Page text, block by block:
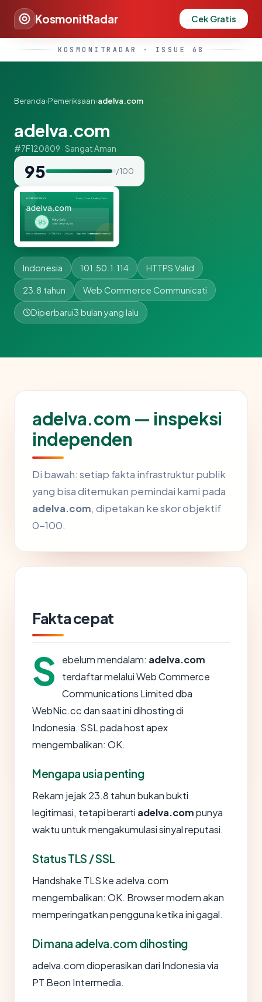
KosmonitRadar Cek Gratis
KOSMONITRADAR · ISSUE 68
Beranda›Pemeriksaan›adelva.com
adelva.com
#7F120809 · Sangat Aman
95 / 100
Indonesia 101.50.1.114 HTTPS Valid
23.8 tahun Web Commerce Communicati
Diperbarui3 bulan yang lalu
adelva.com — inspeksi
independen
Di bawah: setiap fakta infrastruktur publik
yang bisa ditemukan pemindai kami pada
adelva.com, dipetakan ke skor objektif
0-100.
Fakta cepat
S ebelum mendalam: adelva.com
terdaftar melalui Web Commerce
Communications Limited dba
WebNic.cc dan saat ini dihosting di
Indonesia. SSL pada host apex
mengembalikan: OK.
Mengapa usia penting
Rekam jejak 23.8 tahun bukan bukti
legitimasi, tetapi berarti adelva.compunya
waktu untuk mengakumulasi sinyal reputasi.
Status TLS / SSL
Handshake TLS ke adelva.com
mengembalikan: OK. Browser modern akan
memperingatkan pengguna ketika ini gagal.
Di mana adelva.com dihosting
adelva.com dioperasikan dari Indonesia via
PT Beon Intermedia.